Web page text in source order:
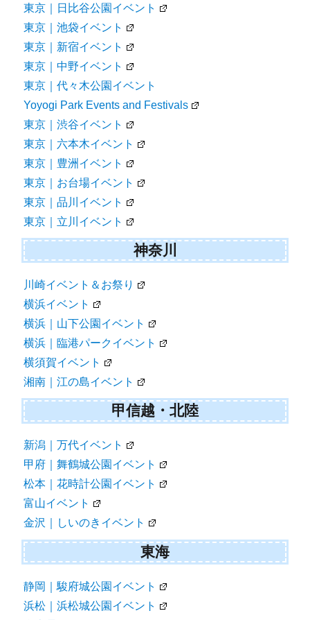
東京｜日比谷公園イベント
東京｜池袋イベント
東京｜新宿イベント
東京｜中野イベント
東京｜代々木公園イベント
Yoyogi Park Events and Festivals
東京｜渋谷イベント
東京｜六本木イベント
東京｜豊洲イベント
東京｜お台場イベント
東京｜品川イベント
東京｜立川イベント
神奈川
川崎イベント＆お祭り
横浜イベント
横浜｜山下公園イベント
横浜｜臨港パークイベント
横須賀イベント
湘南｜江の島イベント
甲信越・北陸
新潟｜万代イベント
甲府｜舞鶴城公園イベント
松本｜花時計公園イベント
富山イベント
金沢｜しいのきイベント
東海
静岡｜駿府城公園イベント
浜松｜浜松城公園イベント